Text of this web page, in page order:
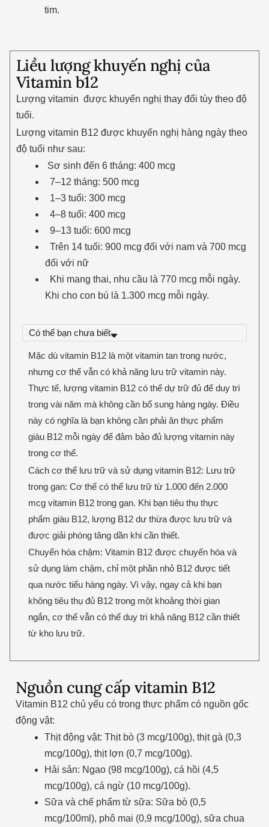
tim.
Liều lượng khuyến nghị của
Vitamin b12
Lượng vitamin được khuyến nghị thay đổi tùy theo độ
tuổi.
Lượng vitamin B12 được khuyến nghị hàng ngày theo
độ tuổi như sau:
Sơ sinh đến 6 tháng: 400 mcg
7–12 tháng: 500 mcg
1–3 tuổi: 300 mcg
4–8 tuổi: 400 mcg
9–13 tuổi: 600 mcg
Trên 14 tuổi: 900 mcg đối với nam và 700 mcg
đối với nữ
Khi mang thai, nhu cầu là 770 mcg mỗi ngày.
Khi cho con bú là 1.300 mcg mỗi ngày.
Có thể bạn chưa biết
Mặc dù vitamin B12 là một vitamin tan trong nước,
nhưng cơ thể vẫn có khả năng lưu trữ vitamin này.
Thực tế, lượng vitamin B12 có thể dự trữ đủ để duy trì
trong vài năm mà không cần bổ sung hàng ngày. Điều
này có nghĩa là bạn không cần phải ăn thực phẩm
giàu B12 mỗi ngày để đảm bảo đủ lượng vitamin này
trong cơ thể.
Cách cơ thể lưu trữ và sử dụng vitamin B12: Lưu trữ
trong gan: Cơ thể có thể lưu trữ từ 1.000 đến 2.000
mcg vitamin B12 trong gan. Khi bạn tiêu thụ thực
phẩm giàu B12, lượng B12 dư thừa được lưu trữ và
được giải phóng tăng dần khi cần thiết.
Chuyển hóa chậm: Vitamin B12 được chuyển hóa và
sử dụng làm chậm, chỉ một phần nhỏ B12 được tiết
qua nước tiểu hàng ngày. Vì vậy, ngay cả khi bạn
không tiêu thụ đủ B12 trong một khoảng thời gian
ngắn, cơ thể vẫn có thể duy trì khả năng B12 cần thiết
từ kho lưu trữ.
Nguồn cung cấp vitamin B12
Vitamin B12 chủ yếu có trong thực phẩm có nguồn gốc
động vật:
Thịt động vật: Thịt bò (3 mcg/100g), thịt gà (0,3
mcg/100g), thịt lợn (0,7 mcg/100g).
Hải sản: Ngao (98 mcg/100g), cá hồi (4,5
mcg/100g), cá ngừ (10 mcg/100g).
Sữa và chế phẩm từ sữa: Sữa bò (0,5
mcg/100ml), phô mai (0,9 mcg/100g), sữa chua